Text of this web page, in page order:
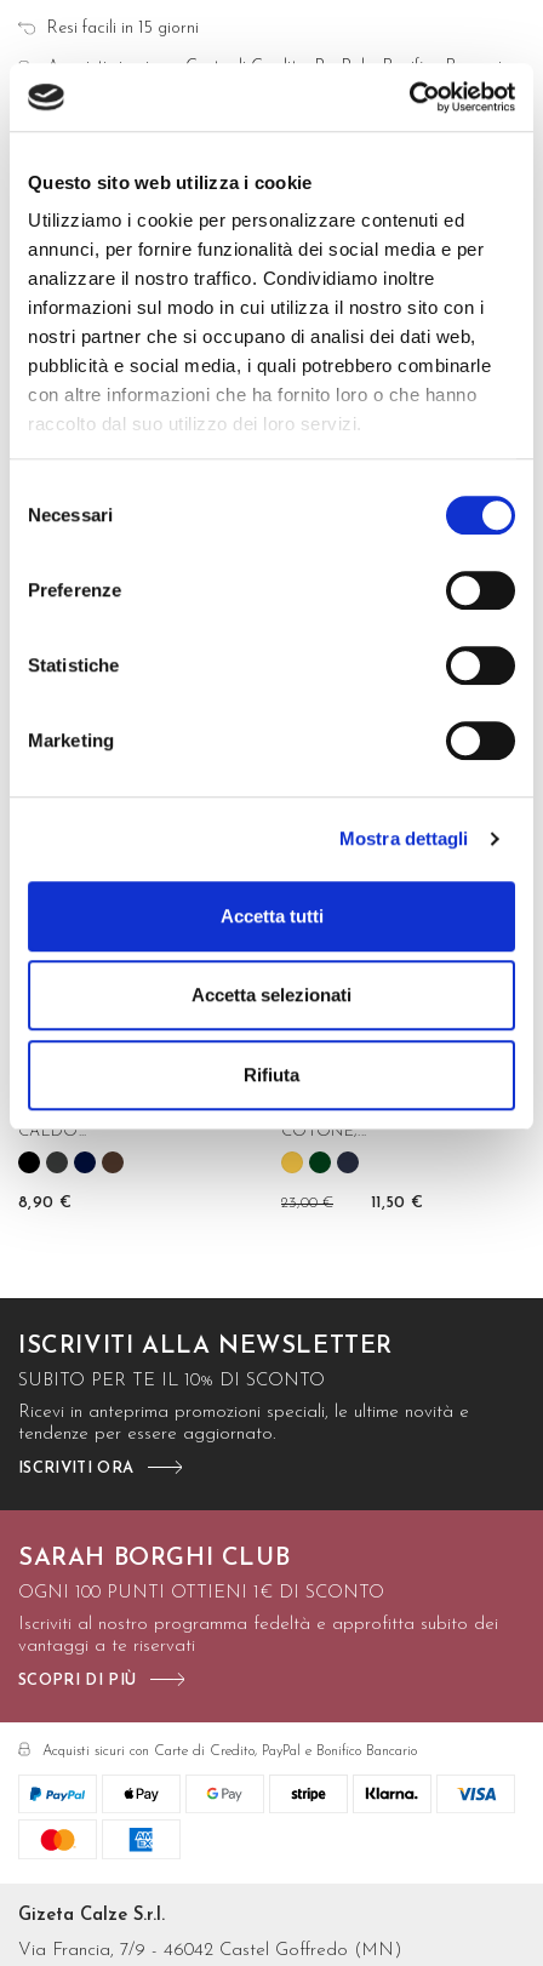
Questo sito web utilizza i cookie
Utilizziamo i cookie per personalizzare contenuti ed
annunci, per fornire funzionalità dei social media e per
analizzare il nostro traffico. Condividiamo inoltre
informazioni sul modo in cui utilizza il nostro sito con i
nostri partner che si occupano di analisi dei dati web,
pubblicità e social media, i quali potrebbero combinarle
con altre informazioni che ha fornito loro o che hanno
raccolto dal suo utilizzo dei loro servizi.
delNecessari
Preferenze
Statistiche
Marketing
Mostra dettagli
Accetta tutti
Accetta selezionati
Rifiuta
Resi facili in 15 giorni
Acquisti sicuri con Carte di Credito, PayPal e Bonifico Bancario
QUALITÀ MADE IN ITALY
COMPOSIZIONE E LAVAGGIO
GUIDA ALLE TAGLIE
POTREBBERO PIACERTI ANCHE
17,00 € 11,00 €
CALZA CORTA IN
CALDO...
8,90 €
CALZA CORTA IN
COTONE,...
23,00 € 11,50 €
ISCRIVITI ALLA NEWSLETTER
SUBITO PER TE IL 10% DI SCONTO
Ricevi in anteprima promozioni speciali, le ultime novità e
tendenze per essere aggiornato.
ISCRIVITI ORA
SARAH BORGHI CLUB
OGNI 100 PUNTI OTTIENI 1€ DI SCONTO
Iscriviti al nostro programma fedeltà e approfitta subito dei
vantaggi a te riservati
SCOPRI DI PIÙ
Acquisti sicuri con Carte di Credito, PayPal e Bonifico Bancario
Gizeta Calze S.r.l.
Via Francia, 7/9 - 46042 Castel Goffredo (MN)